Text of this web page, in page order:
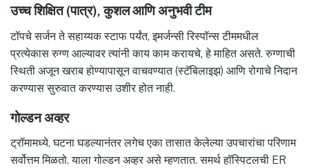
उच्च शिक्षित (पात्र), कुशल आणि अनुभवी टीम
टॉपचे सर्जन ते सहाय्यक स्टाफ पर्यंत, इमर्जन्सी रिस्पॉन्स टीममधील
प्रत्येकास रुग्ण आल्यावर त्यांनी काय काम करायचे, हे माहित असते. रुग्णाची
स्थिती अजून खराब होण्यापासून वाचवण्यात (स्टॅबिलाइझ) आणि रोगाचे निदान
करण्यास सुरुवात करण्यास उशीर होत नाही.
गोल्डन अव्हर
ट्रॉमामध्ये, घटना घडल्यानंतर लगेच एका तासात केलेल्या उपचारांचा परिणाम
सर्वोत्तम मिळतो. याला गोल्डन अव्हर असे म्हणतात. समर्थ हॉस्पिटलची ER